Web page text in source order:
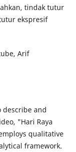
tindak tutur
ekspresif
Arif
describe and
"Hari Raya
qualitative
framework.